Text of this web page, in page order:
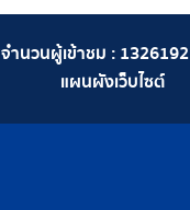
จำนวนผู้เข้าชม : 1326192
แผนผังเว็บไซต์